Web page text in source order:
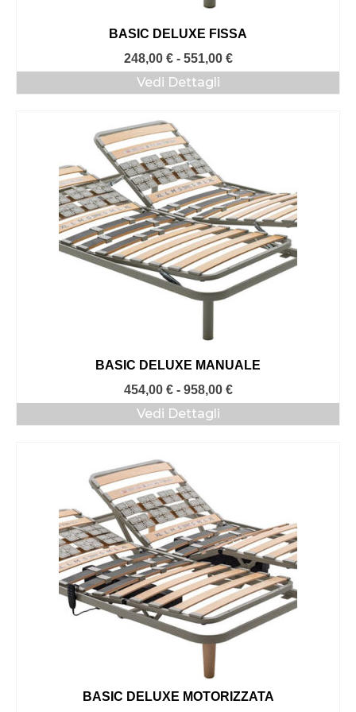
BASIC DELUXE FISSA
248,00 € - 551,00 €Fascia
di
Vedi Dettagli
BASIC DELUXE MANUALE
454,00 € - 958,00 €Fascia
di
Vedi Dettagli
BASIC DELUXE MOTORIZZATA